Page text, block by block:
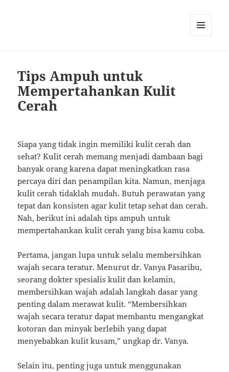
Tips Ampuh untuk
Mempertahankan Kulit
Cerah
Siapa yang tidak ingin memiliki kulit cerah dan
sehat? Kulit cerah memang menjadi dambaan bagi
banyak orang karena dapat meningkatkan rasa
percaya diri dan penampilan kita. Namun, menjaga
kulit cerah tidaklah mudah. Butuh perawatan yang
tepat dan konsisten agar kulit tetap sehat dan cerah.
Nah, berikut ini adalah tips ampuh untuk
mempertahankan kulit cerah yang bisa kamu coba.
Pertama, jangan lupa untuk selalu membersihkan
wajah secara teratur. Menurut dr. Vanya Pasaribu,
seorang dokter spesialis kulit dan kelamin,
membersihkan wajah adalah langkah dasar yang
penting dalam merawat kulit. “Membersihkan
wajah secara teratur dapat membantu mengangkat
kotoran dan minyak berlebih yang dapat
menyebabkan kulit kusam,” ungkap dr. Vanya.
Selain itu, penting juga untuk menggunakan